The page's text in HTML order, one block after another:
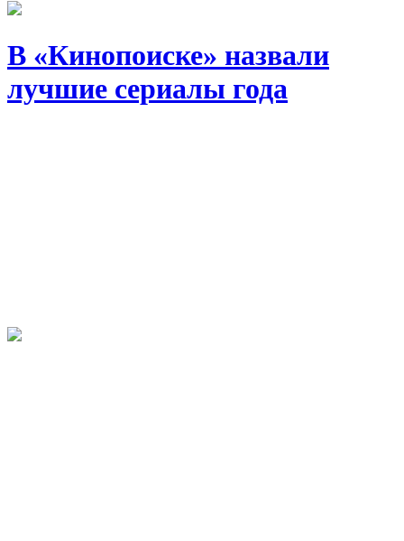
В «Кинопоиске» назвали
лучшие сериалы года